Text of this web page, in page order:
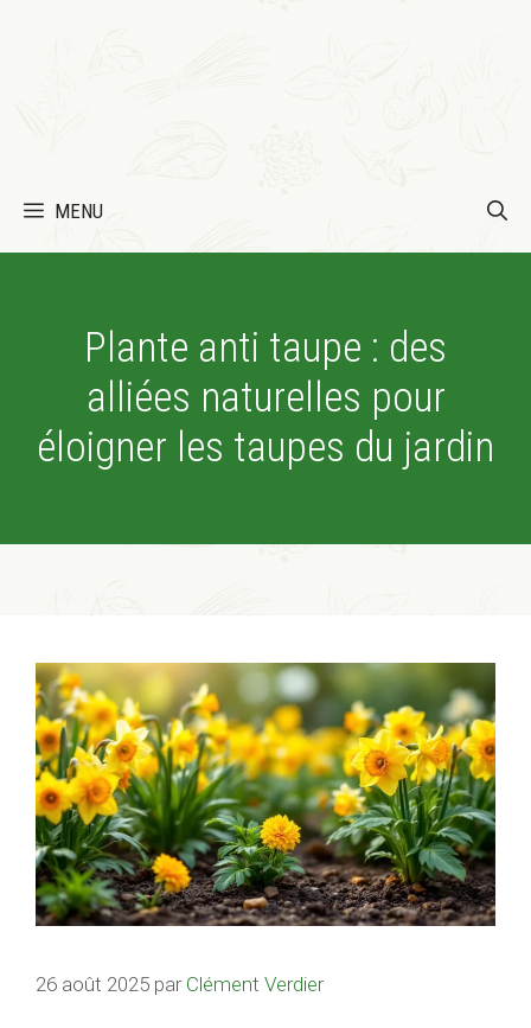
MENU
Plante anti taupe : des
alliées naturelles pour
éloigner les taupes du jardin
26 août 2025 par Clément Verdier